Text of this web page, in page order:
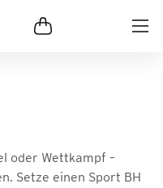
oder Wettkampf –
Setze einen Sport BH